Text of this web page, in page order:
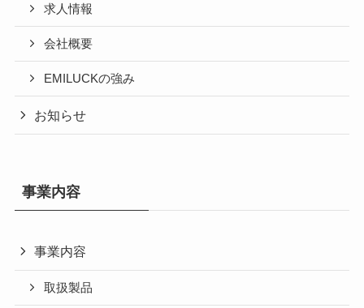
求人情報
会社概要
EMILUCKの強み
お知らせ
事業内容
事業内容
取扱製品